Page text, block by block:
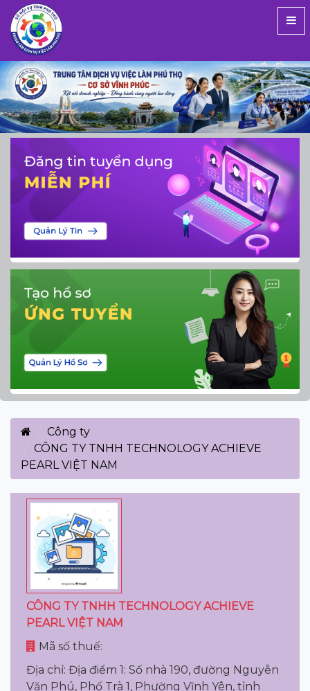
Công ty
CÔNG TY TNHH TECHNOLOGY ACHIEVE
PEARL VIỆT NAM
CÔNG TY TNHH TECHNOLOGY ACHIEVE
PEARL VIỆT NAM
Mã số thuế:
Địa chỉ: Địa điểm 1: Số nhà 190, đường Nguyễn
Văn Phú, Phố Trà 1, Phường Vĩnh Yên, tỉnh